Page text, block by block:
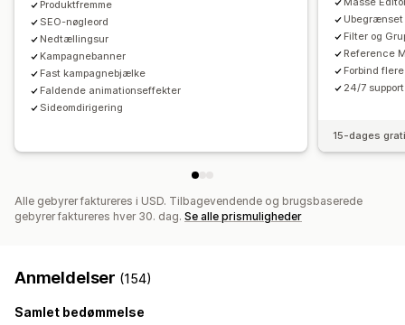
Produktfremme
SEO-nøgleord
Nedtællingsur
Kampagnebanner
Fast kampagnebjælke
Faldende animationseffekter
Side­omdirigering
Ubegrænset
Filter og
Reference
Forbind
24/7 support
15-dages
Alle gebyrer faktureres i USD. Tilbagevendende og brugsbaserede
gebyrer faktureres hver 30. dag. Se alle prismuligheder
Anmeldelser (154)
Samlet bedømmelse